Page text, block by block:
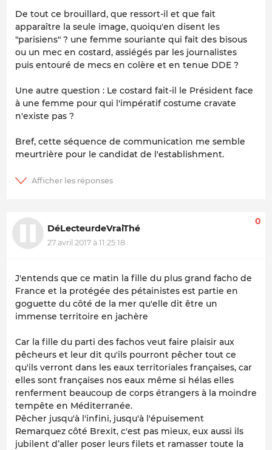
De tout ce brouillard, que ressort-il et que fait
apparaître la seule image, quoiqu'en disent les
"parisiens" ? une femme souriante qui fait des bisous
ou un mec en costard, assiégés par les journalistes
puis entouré de mecs en colère et en tenue DDE ?
Une autre question : Le costard fait-il le Président face
à une femme pour qui l'impératif costume cravate
n'existe pas ?
Bref, cette séquence de communication me semble
meurtrière pour le candidat de l'establishment.
DéLecteurdeVraiThé
27 avril 2017 à 11:25:18
0
J'entends que ce matin la fille du plus grand facho de
France et la protégée des pétainistes est partie en
goguette du côté de la mer qu'elle dit être un
immense territoire en jachère
Car la fille du parti des fachos veut faire plaisir aux
pêcheurs et leur dit qu'ils pourront pêcher tout ce
qu'ils verront dans les eaux territoriales françaises, car
elles sont françaises nos eaux même si hélas elles
renferment beaucoup de corps étrangers à la moindre
tempête en Méditerranée.
Pêcher jusqu'à l'infini, jusqu'à l'épuisement
Remarquez côté Brexit, c'est pas mieux, eux aussi ils
jubilent d’aller poser leurs filets et ramasser toute la